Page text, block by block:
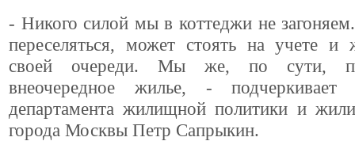
- Никого силой мы в коттеджи не
переселяться, может стоять на учете и
своей очереди. Мы же, по сути,
внеочередное жилье, - подчеркивает
департамента жилищной политики и
города Москвы Петр Сапрыкин.